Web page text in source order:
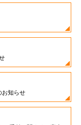
お知らせ